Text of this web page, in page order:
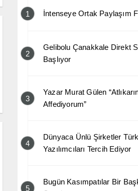
1 İntenseye Ortak Paylaşım
2
Gelibolu Çanakkale Direkt
Başlıyor
3
Yazar Murat Gülen
Affediyorum”
4
Dünyaca Ünlü Şirketler Türk
Yazılımcıları Tercih Ediyor
5
Bugün Kasımpatılar Bir